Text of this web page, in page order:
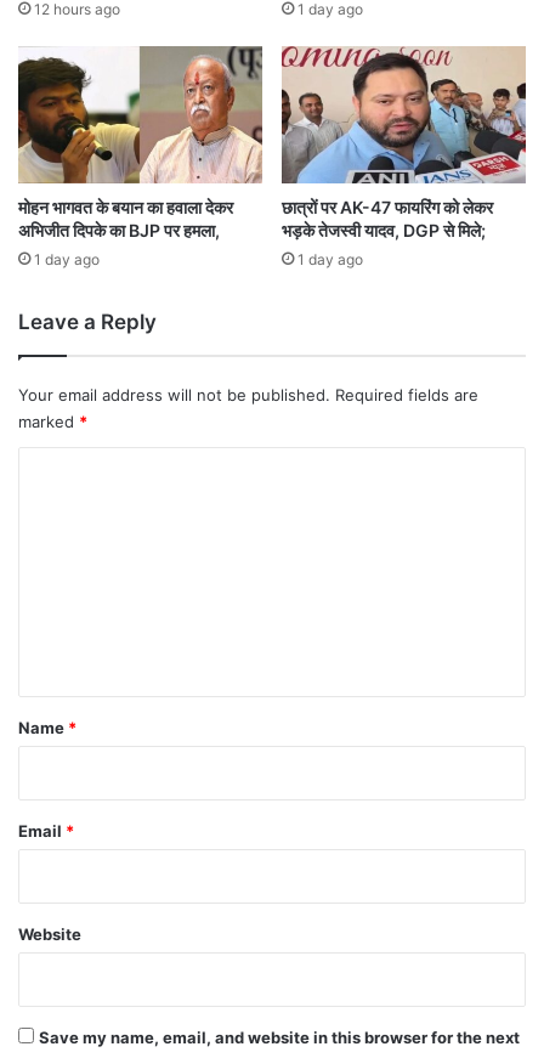
की
आ
ब
ढ़ा
ने
स
र
का
न
ई
ल
12 hours ago 1 day ago
मोहन भागवत के बयान का हवाला देकर
अभिजीत दिपके का BJP पर हमला,
1 day ago
छात्रों पर AK-47 फायरिंग को लेकर
भड़के तेजस्वी यादव, DGP से मिले;
1 day ago
Leave a Reply
Your email address will not be published. Required fields are
marked *
*
Name *
Email *
Website
Save my name, email, and website in this browser for the next